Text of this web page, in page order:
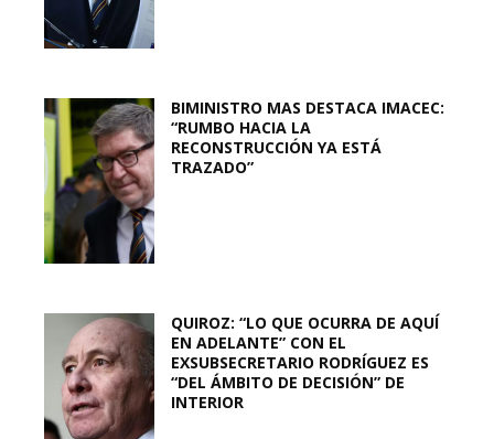
BIMINISTRO MAS DESTACA IMACEC:
“RUMBO HACIA LA
RECONSTRUCCIÓN YA ESTÁ
TRAZADO”
QUIROZ: “LO QUE OCURRA DE AQUÍ
EN ADELANTE” CON EL
EXSUBSECRETARIO RODRÍGUEZ ES
“DEL ÁMBITO DE DECISIÓN” DE
INTERIOR